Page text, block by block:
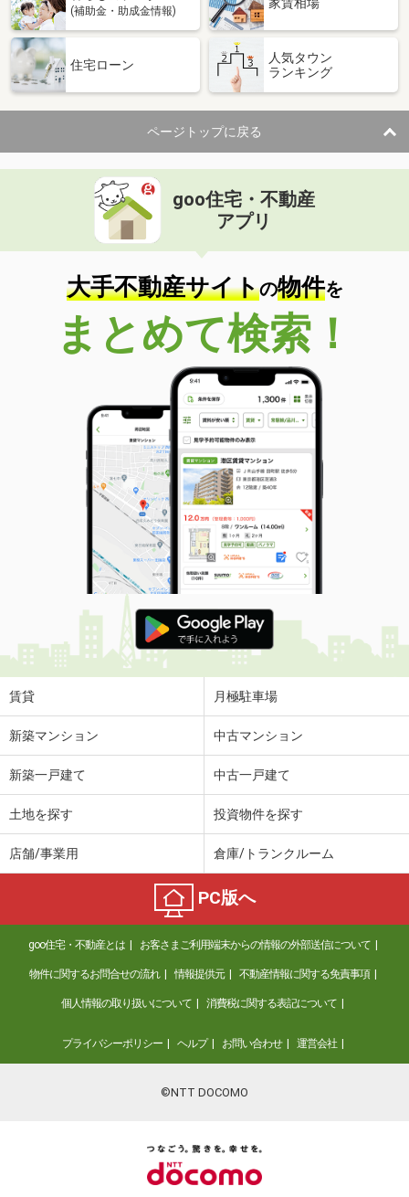
(補助金・助成金情報)
家賃相場
住宅ローン
人気タウン
ランキング
ページトップに戻る
goo住宅・不動産
アプリ
大手不動産サイトの物件を
まとめて検索！
賃貸 月極駐車場
新築マンション 中古マンション
新築一戸建て 中古一戸建て
土地を探す 投資物件を探す
店舗/事業用 倉庫/トランクルーム
PC版へ
goo住宅・不動産とは お客さまご利用端末からの情報の外部送信について
物件に関するお問合せの流れ 情報提供元 不動産情報に関する免責事項
個人情報の取り扱いについて 消費税に関する表記について
プライバシーポリシー ヘルプ お問い合わせ 運営会社
©NTT DOCOMO